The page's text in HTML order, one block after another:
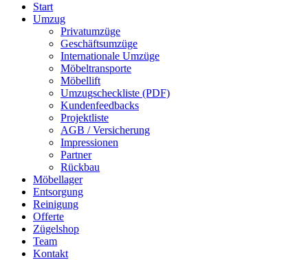
Start
Umzug
Privatumzüge
Geschäftsumzüge
Internationale Umzüge
Möbeltransporte
Möbellift
Umzugscheckliste (PDF)
Kundenfeedbacks
Projektliste
AGB / Versicherung
Impressionen
Partner
Rückbau
Möbellager
Entsorgung
Reinigung
Offerte
Zügelshop
Team
Kontakt